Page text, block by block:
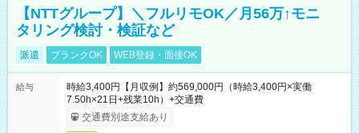
【NTTグループ】＼フルリモOK／月56万↑モニ
タリング検討・検証など
派遣 ブランクOK WEB登録・面接OK
給与
時給3,400円【月収例】約569,000円（時給3,400円×実働
7.50h×21日+残業10h）+交通費
交通費別途支給あり